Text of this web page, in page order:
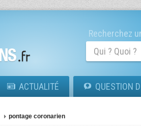
Recherchez
ACTUALITÉ QUESTION
pontage coronarien